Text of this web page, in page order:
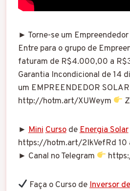
► Torne-se um
Entre para o grupo de
faturam de R$4.000,00 a
Garantia Incondicional de 14
um EMPREENDEDOR SOLAR
http://hotm.art/XUWeym
►MiniCursodeEnergia Solar
https://hotm.art/2IkVefRd 10
► Canal no Telegram
Faça o Curso deInversor